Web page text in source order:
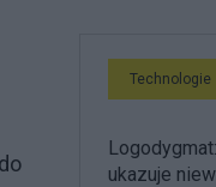
Technologie
ukazuje